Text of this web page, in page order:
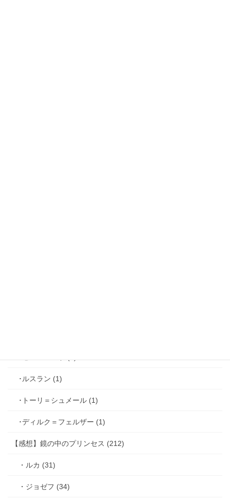
･ルスラン (1)
･トーリ＝シュメール (1)
･ディルク＝フェルザー (1)
【感想】鏡の中のプリンセス (212)
・ルカ (31)
・ジョゼフ (34)